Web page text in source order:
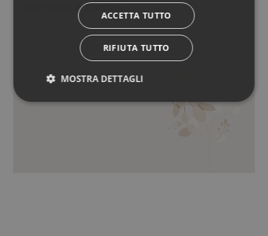
completi e parziali.
OLIO DI ARNICA, OLIO DI ENOTERA,
ACCETTA TUTTO
RIFIUTA TUTTO
MOSTRA DETTAGLI